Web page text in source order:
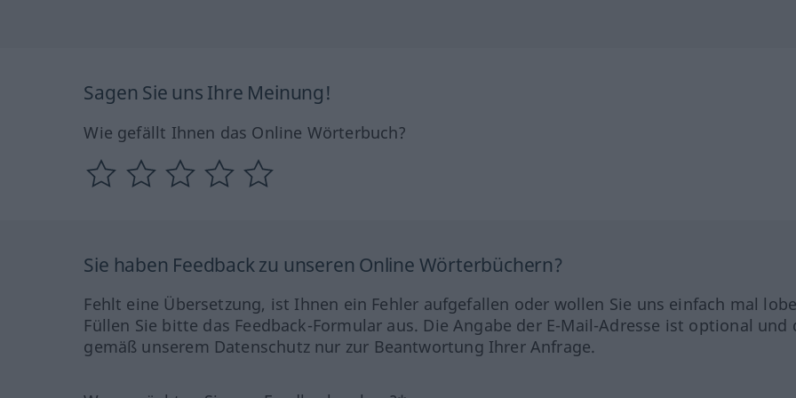
Sagen Sie uns Ihre Meinung!
Wie gefällt Ihnen das Online Wörterbuch?
Sie haben Feedback zu unseren Online Wörterbüchern?
Fehlt eine Übersetzung, ist Ihnen ein Fehler aufgefallen oder wollen Sie uns einfach mal
Füllen Sie bitte das Feedback-Formular aus. Die Angabe der E-Mail-Adresse ist optional und
gemäß unserem Datenschutz nur zur Beantwortung Ihrer Anfrage.